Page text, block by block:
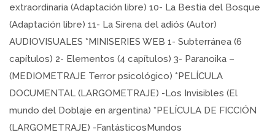
extraordinaria (Adaptación libre) 10- La Bestia del Bosque
(Adaptación libre) 11- La Sirena del adiós (Autor)
AUDIOVISUALES *MINISERIES WEB 1- Subterránea (6
capítulos) 2- Elementos (4 capítulos) 3- Paranoika –
(MEDIOMETRAJE Terror psicológico) *PELÍCULA
DOCUMENTAL (LARGOMETRAJE) -Los Invisibles (El
mundo del Doblaje en argentina) *PELÍCULA DE FICCIÓN
(LARGOMETRAJE) -FantásticosMundos